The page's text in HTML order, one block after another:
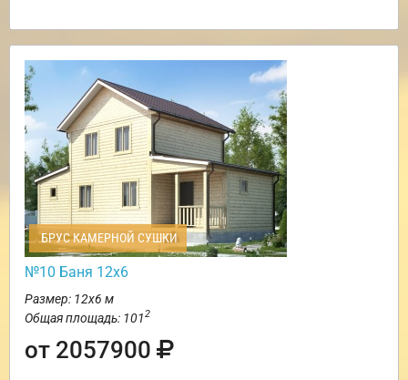
БРУС КАМЕРНОЙ СУШКИ
№10 Баня 12х6
Размер: 12х6 м
Общая площадь: 1012
от 2057900